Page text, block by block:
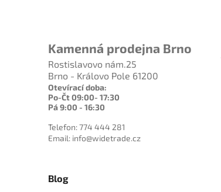
Kamenná prodejna Brno
Rostislavovo nám.25
Brno - Královo Pole 61200
Otevírací doba:
Po-Čt 09:00- 17:30
Pá 9:00 - 16:30
Telefon: 774 444 281
Email: info@widetrade.cz
Blog